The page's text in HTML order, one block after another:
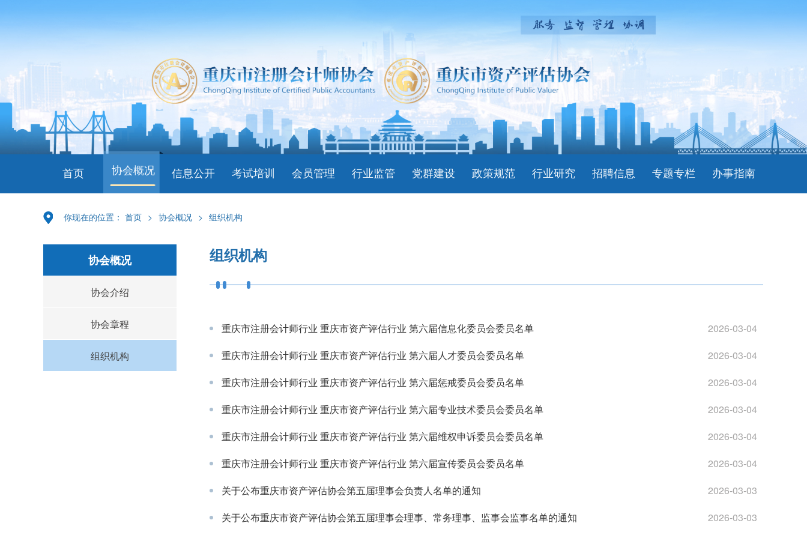
首页 协会概况 信息公开 考试培训 会员管理 行业监管 党群建设 政策规范 行业研究 招聘信息 专题专栏 办事指南
你现在的位置： 首页 > 协会概况 > 组织机构
协会概况
协会介绍
协会章程
组织机构
组织机构
重庆市注册会计师行业 重庆市资产评估行业 第六届信息化委员会委员名单
2026-03-04
重庆市注册会计师行业 重庆市资产评估行业 第六届人才委员会委员名单
2026-03-04
重庆市注册会计师行业 重庆市资产评估行业 第六届惩戒委员会委员名单
2026-03-04
重庆市注册会计师行业 重庆市资产评估行业 第六届专业技术委员会委员名单
2026-03-04
重庆市注册会计师行业 重庆市资产评估行业 第六届维权申诉委员会委员名单
2026-03-04
重庆市注册会计师行业 重庆市资产评估行业 第六届宣传委员会委员名单
2026-03-04
关于公布重庆市资产评估协会第五届理事会负责人名单的通知
2026-03-03
关于公布重庆市资产评估协会第五届理事会理事、常务理事、监事会监事名单的通知
2026-03-03